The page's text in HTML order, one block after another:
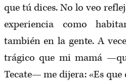
que tú dices. No lo veo
experiencia como
también en la gente. A
trágico que mi mamá
Tecate— me dijera: «Es que